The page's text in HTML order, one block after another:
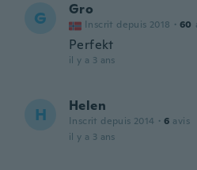
G Gro
Inscrit depuis 2018 · 60
Perfekt
il y a 3 ans
H Helen
Inscrit depuis 2014 · 6 avis
il y a 3 ans